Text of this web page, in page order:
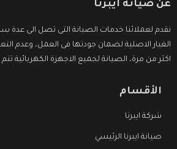
عن صيانة ايبرنا
نقدم لعملائنا خدمات الصيانة التى تصل الى عدة
الغيار الاصلية لضمان جودتها فى العمل، وعدم
اكثر من مرة، الصيانة لجميع الاجهزة الكهربائية
الأقسام
شركة ايبرنا
صيانة ايبرنا الرئيسي